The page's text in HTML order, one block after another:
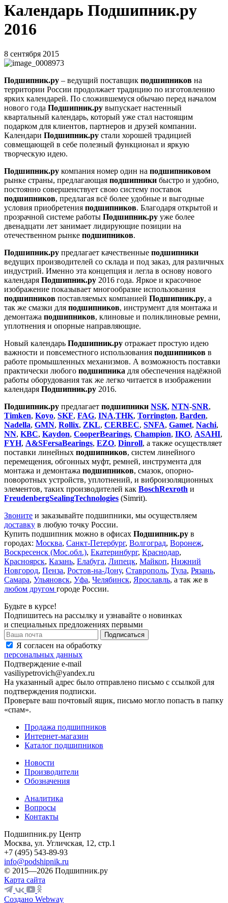
Календарь Подшипник.ру
2016
8 сентября 2015
Подшипник.ру – ведущий поставщик подшипников на
территории России продолжает традицию по изготовлению
ярких календарей. По сложившемуся обычаю перед началом
нового года Подшипник.ру выпускает настенный
квартальный календарь, который уже стал настоящим
подарком для клиентов, партнеров и друзей компании.
Календари Подшипник.ру стали хорошей традицией
совмещающей в себе полезный функционал и яркую
творческую идею.
Подшипник.ру компания номер один на подшипниковом
рынке страны, предлагающая подшипники быстро и удобно,
постоянно совершенствует свою систему поставок
подшипников, предлагая всё более удобные и выгодные
условия приобретения подшипников. Благодаря открытой и
прозрачной системе работы Подшипник.ру уже более
двенадцати лет занимает лидирующие позиции на
отечественном рынке подшипников.
Подшипник.ру предлагает качественные подшипники
ведущих производителей со склада и под заказ, для различных
индустрий. Именно эта концепция и легла в основу нового
календаря Подшипник.ру 2016 года. Яркое и красочное
изображение показывает многообразие использования
подшипников поставляемых компанией Подшипник.ру, а
так же смазки для подшипников, инструмент для монтажа и
демонтажа подшипников, клиновые и поликлиновые ремни,
уплотнения и опорные направляющие.
Новый календарь Подшипник.ру отражает простую идею
важности и повсеместного использования подшипников в
работе промышленных механизмов. А возможность поставки
практически любого подшипника для обеспечения надёжной
работы оборудования так же легко читается в изображении
календаря Подшипник.ру 2016.
Подшипник.ру предлагает подшипники NSK, NTN-SNR,
Timken, Koyo, SKF, FAG, INA,THK, Torrington, Barden,
Nadella, GMN, Rollix, ZKL, CERBEC, SNFA, Gamet, Nachi,
NN, KBC, Kaydon, CooperBearings, Champion, IKO, ASAHI,
FYH, A&SFersaBearings, EZO, Dinroll, а также осуществляет
поставки линейных подшипников, систем линейного
перемещения, обгонных муфт, ремней, инструмента для
монтажа и демонтажа подшипников, смазок, опорно-
поворотных устройств, уплотнений, и виброизоляционных
элементов, таких производителей как BosсhRexroth и
FreudenbergSealingTechnologies (Simrit).
Звоните и заказывайте подшипники, мы осуществляем
доставку в любую точку России.
Купить подшипник можно в офисах Подшипник.ру в
городах: Москва, Санкт-Петербург, Волгоград, Воронеж,
Воскресенск (Мос.обл.), Екатеринбург, Краснодар,
Красноярск, Казань, Елабуга, Липецк, Майкоп, Нижний
Новгород, Пенза, Ростов-на-Дону, Ставрополь, Тула, Рязань,
Самара, Ульяновск, Уфа, Челябинск, Ярославль, а так же в
любом другом городе России.
Будьте в курсе!
Подпишитесь на рассылку и узнавайте о новинках
и специальных предложениях первыми
Я согласен на обработку
персональных данных
Подтверждение e-mail
vasiliypetrovich@yandex.ru
На указанный адрес было отправлено письмо с ссылкой для
подтверждения подписки.
Проверьте ваш почтовый ящик, письмо могло попасть в папку
«спам».
Продажа подшипников
Интернет-магазин
Каталог подшипников
Новости
Производители
Обозначения
Аналитика
Вопросы
Контакты
Подшипник.ру Центр
Москва, ул. Угличская, 12, стр.1
+7 (495) 543-89-93
info@podshipnik.ru
© 2015—2026 Подшипник.ру
Карта сайта
Создано Webway